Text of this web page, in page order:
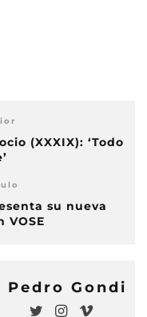
(XXXIX): ‘Todo
su nueva
VOSE
Pedro Gondi